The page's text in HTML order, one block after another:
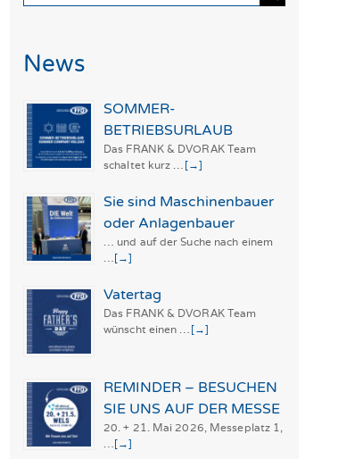
nach:
News
SOMMER-
BETRIEBSURLAUB
Das FRANK & DVORAK Team
schaltet kurz … [→]
Sie sind Maschinenbauer
oder Anlagenbauer
… und auf der Suche nach einem
[→]
Vatertag
Das FRANK & DVORAK Team
wünscht einen … [→]
REMINDER – BESUCHEN
SIE UNS AUF DER MESSE
20. + 21. Mai 2026, Messeplatz 1,
[→]